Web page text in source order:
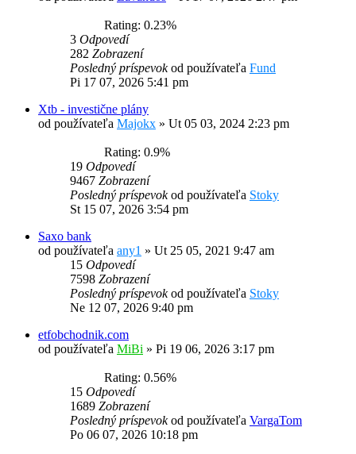
Rating: 0.23%
3 Odpovedí
282 Zobrazení
Posledný príspevokod používateľa Fund
Pi 17 07, 2026 5:41 pm
Xtb - investične plány
od používateľa Majokx » Ut 05 03, 2024 2:23 pm
Rating: 0.9%
19 Odpovedí
9467 Zobrazení
Posledný príspevokod používateľa Stoky
St 15 07, 2026 3:54 pm
Saxo bank
od používateľa any1 » Ut 25 05, 2021 9:47 am
15 Odpovedí
7598 Zobrazení
Posledný príspevokod používateľa Stoky
Ne 12 07, 2026 9:40 pm
etfobchodnik.com
od používateľa MiBi » Pi 19 06, 2026 3:17 pm
Rating: 0.56%
15 Odpovedí
1689 Zobrazení
Posledný príspevokod používateľa VargaTom
Po 06 07, 2026 10:18 pm